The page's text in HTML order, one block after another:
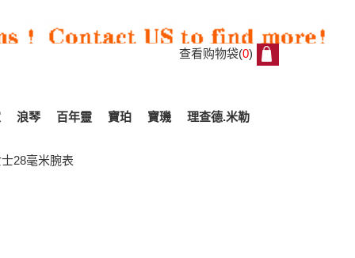
查看购物袋(0)
浪琴 百年靈 寶珀 寶璣 理查德.米勒
28毫米腕表